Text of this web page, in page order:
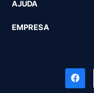
AJUDA
EMPRESA